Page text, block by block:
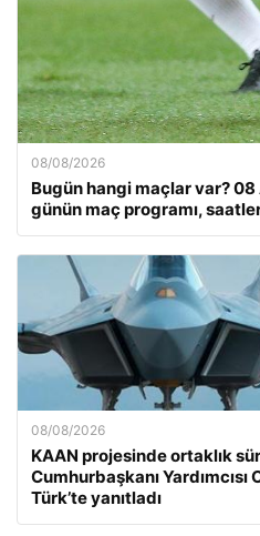
08/08/2026
Bugün hangi maçlar var?
günün maç programı,
08/08/2026
KAAN projesinde ortaklık
Cumhurbaşkanı Yardımcısı
Türk’te yanıtladı